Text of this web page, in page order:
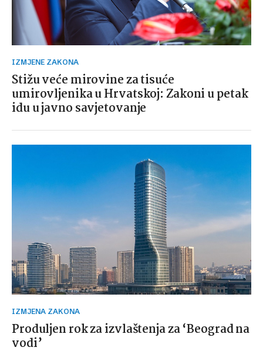
IZMJENE ZAKONA
Stižu veće mirovine za tisuće
umirovljenika u Hrvatskoj: Zakoni u petak
idu u javno savjetovanje
IZMJENA ZAKONA
Produljen rok za izvlaštenja za ‘Beograd na
vodi’